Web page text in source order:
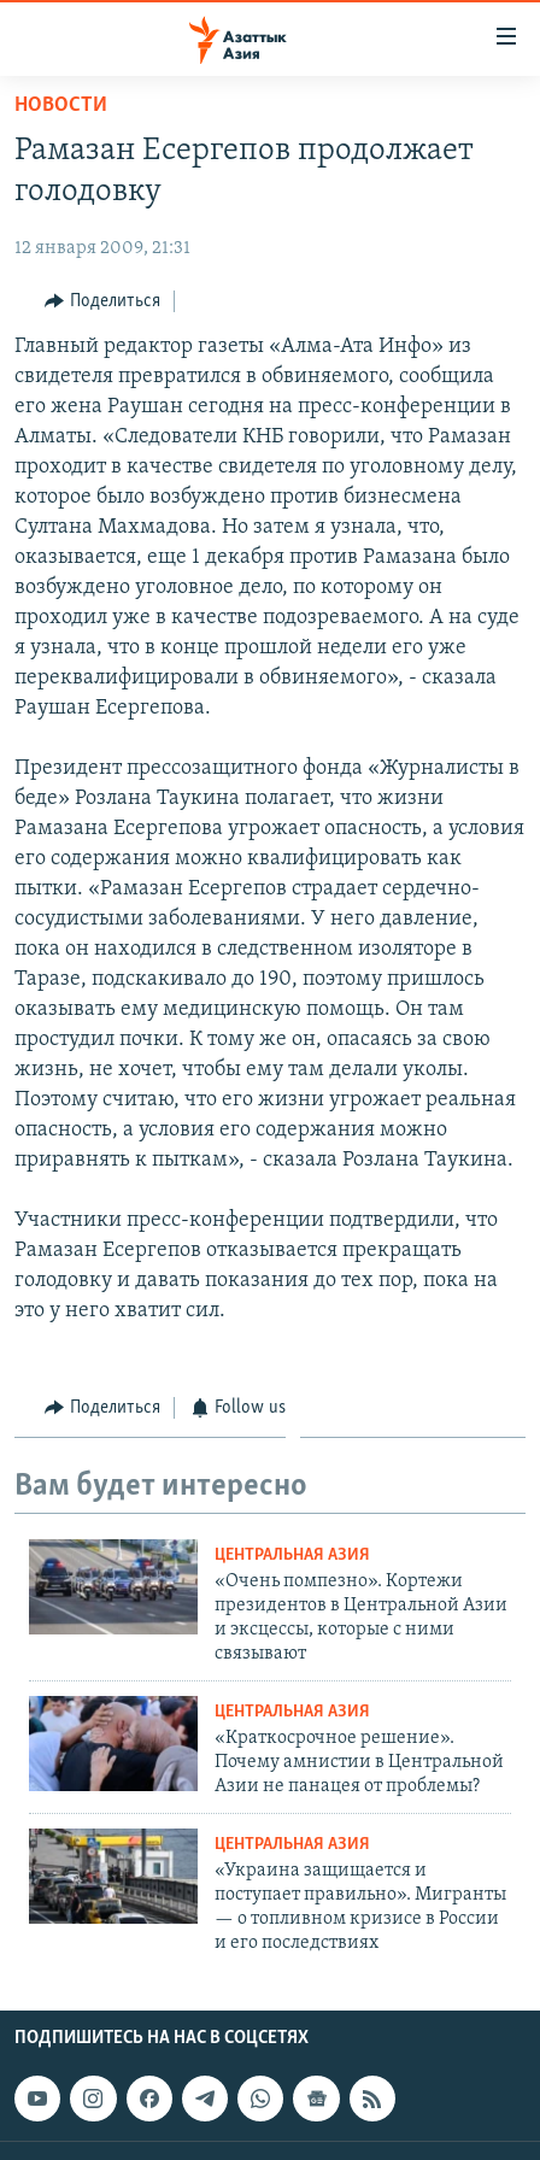
Вернуться
основному
содержанию
навигации
Вернутся
поиску
УЗБЕКИСТАН
ТАДЖИКИСТАН
ВОЙНА В УКРАИНЕ
НА ДРУГИХ ЯЗЫКАХ
ҚАЗАҚША
КЫРГЫЗЧА
ЎЗБЕКЧА
ТОҶИКӢ
TÜRKMENÇE
Все сайты РСЕ/РС
НОВОСТИ
Рамазан Есергепов продолжает
голодовку
12 января 2009, 21:31
Поделиться
Главный редактор газеты «Алма-Ата Инфо» из
свидетеля превратился в обвиняемого, сообщила
его жена Раушан сегодня на пресс-конференции в
Алматы. «Следователи КНБ говорили, что Рамазан
проходит в качестве свидетеля по уголовному делу,
которое было возбуждено против бизнесмена
Султана Махмадова. Но затем я узнала, что,
оказывается, еще 1 декабря против Рамазана было
возбуждено уголовное дело, по которому он
проходил уже в качестве подозреваемого. А на суде
я узнала, что в конце прошлой недели его уже
переквалифицировали в обвиняемого», - сказала
Раушан Есергепова.
Президент прессозащитного фонда «Журналисты в
беде» Розлана Таукина полагает, что жизни
Рамазана Есергепова угрожает опасность, а условия
его содержания можно квалифицировать как
пытки. «Рамазан Есергепов страдает сердечно-
сосудистыми заболеваниями. У него давление,
пока он находился в следственном изоляторе в
Таразе, подскакивало до 190, поэтому пришлось
оказывать ему медицинскую помощь. Он там
простудил почки. К тому же он, опасаясь за свою
жизнь, не хочет, чтобы ему там делали уколы.
Поэтому считаю, что его жизни угрожает реальная
опасность, а условия его содержания можно
приравнять к пыткам», - сказала Розлана Таукина.
Участники пресс-конференции подтвердили, что
Рамазан Есергепов отказывается прекращать
голодовку и давать показания до тех пор, пока на
это у него хватит сил.
Поделиться Follow us
Вам будет интересно
ЦЕНТРАЛЬНАЯ АЗИЯ
«Очень помпезно». Кортежи
президентов в Центральной Азии
и эксцессы, которые с ними
связывают
ЦЕНТРАЛЬНАЯ АЗИЯ
«Краткосрочное решение».
Почему амнистии в Центральной
Азии не панацея от проблемы?
ЦЕНТРАЛЬНАЯ АЗИЯ
«Украина защищается и
поступает правильно». Мигранты
— о топливном кризисе в России
и его последствиях
ПОДПИШИТЕСЬ НА НАС В СОЦСЕТЯХ